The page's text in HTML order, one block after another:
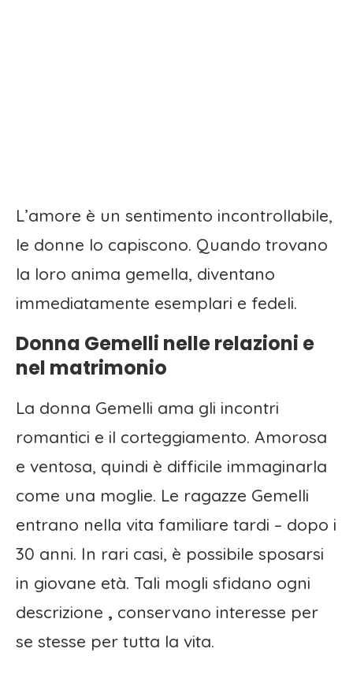
L’amore è un sentimento incontrollabile,
le donne lo capiscono. Quando trovano
la loro anima gemella, diventano
immediatamente esemplari e fedeli.
Donna Gemelli nelle relazioni e
nel matrimonio
La donna Gemelli ama gli incontri
romantici e il corteggiamento. Amorosa
e ventosa, quindi è difficile immaginarla
come una moglie. Le ragazze Gemelli
entrano nella vita familiare tardi – dopo i
30 anni. In rari casi, è possibile sposarsi
in giovane età. Tali mogli sfidano ogni
descrizione , conservano interesse per
se stesse per tutta la vita.